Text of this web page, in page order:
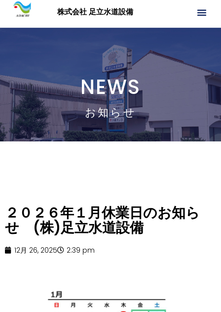
株式会社 足立水道設備
NEWS
お知らせ
２０２６年１月休業日のお知ら
せ (株)足立水道設備
12月 26, 2025 2:39 pm